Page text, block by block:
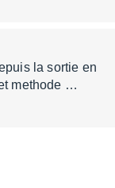
la sortie en
methode …